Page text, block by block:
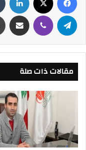
مقالات ذات صلة